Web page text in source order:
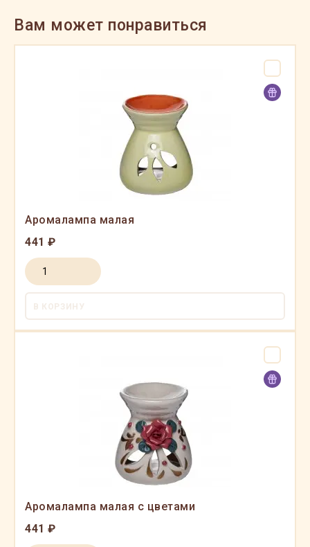
Вам может понравиться
Аромалампа малая
441 ₽
В КОРЗИНУ
Аромалампа малая с цветами
441 ₽